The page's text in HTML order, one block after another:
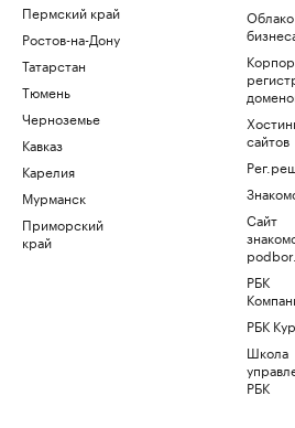
Пермский край
Ростов-на-Дону
Татарстан
Тюмень
Черноземье
Кавказ
Карелия
Мурманск
Приморский
край
сайтов
Сайт
РБК
РБК
Школа
РБК